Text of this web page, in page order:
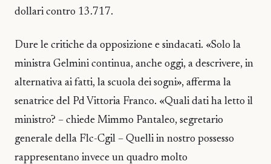
dollari contro 13.717.
Dure le critiche da opposizione e sindacati. «Solo la
ministra Gelmini continua, anche oggi, a descrivere, in
alternativa ai fatti, la scuola dei sogni», afferma la
senatrice del Pd Vittoria Franco. «Quali dati ha letto il
ministro? – chiede Mimmo Pantaleo, segretario
generale della Flc-Cgil – Quelli in nostro possesso
rappresentano invece un quadro molto